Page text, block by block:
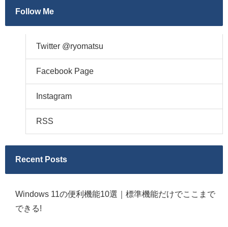
Follow Me
Twitter @ryomatsu
Facebook Page
Instagram
RSS
Recent Posts
Windows 11の便利機能10選｜標準機能だけでここまで
できる!